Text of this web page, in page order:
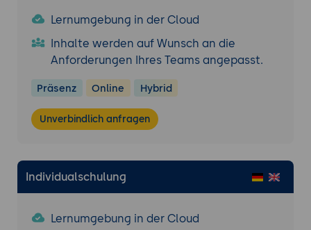
Lernumgebung in der Cloud
Inhalte werden auf Wunsch an die
Anforderungen Ihres Teams angepasst.
Präsenz Online Hybrid
Unverbindlich anfragen
Individualschulung
Lernumgebung in der Cloud